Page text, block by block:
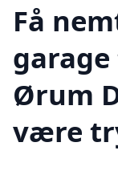
Få
Ørum
være